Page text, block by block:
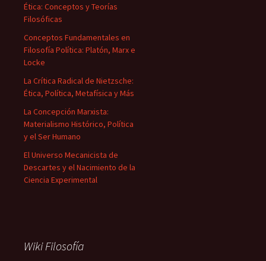
Ética: Conceptos y Teorías
Filosóficas
Conceptos Fundamentales en
Filosofía Política: Platón, Marx e
Locke
La Crítica Radical de Nietzsche:
Ética, Política, Metafísica y Más
La Concepción Marxista:
Materialismo Histórico, Política
y el Ser Humano
El Universo Mecanicista de
Descartes y el Nacimiento de la
Ciencia Experimental
Wiki Filosofía